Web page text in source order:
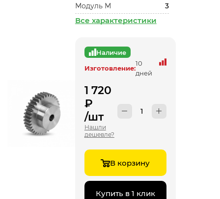
Модуль М
3
Все характеристики
Наличие
Изготовление:
10
дней
1 720
₽
/шт
Нашли
дешевле?
В корзину
Купить в 1 клик